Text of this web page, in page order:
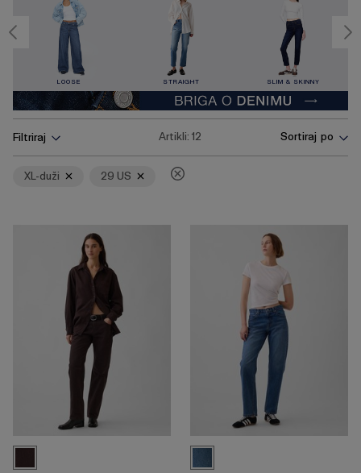
LOOSE STRAIGHT SLIM & SKINNY
tipku
Enter
za
Filtriraj Artikli:12 Sortiraj po
XL-duži 29 US